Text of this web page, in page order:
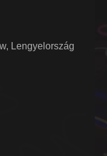
Lengyelország